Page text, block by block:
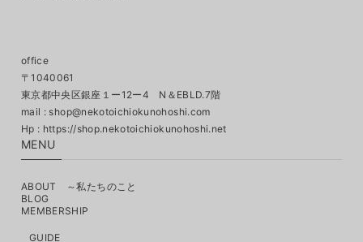
office
〒1040061
東京都中央区銀座１ー12ー4 N＆EBLD.7階
mail : shop@nekotoichiokunohoshi.com
MENU
ABOUT ～私たちのこと
BLOG
MEMBERSHIP
GUIDE